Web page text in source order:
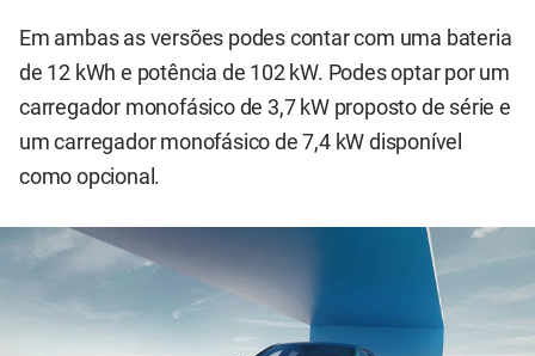
Em ambas as versões podes contar com uma bateria
de 12 kWh e potência de 102 kW. Podes optar por um
carregador monofásico de 3,7 kW proposto de série e
um carregador monofásico de 7,4 kW disponível
como opcional.